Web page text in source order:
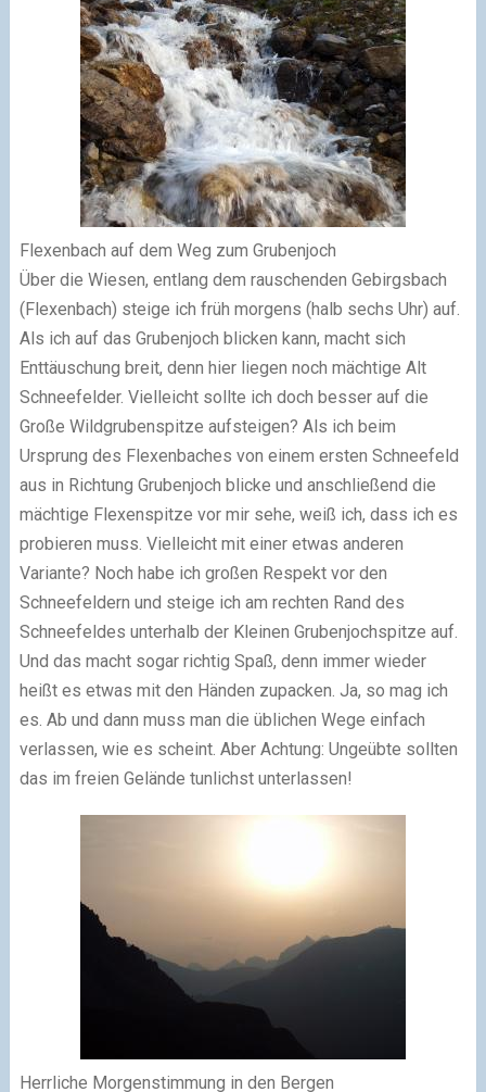
Flexenbach auf dem Weg zum Grubenjoch
Über die Wiesen, entlang dem rauschenden Gebirgsbach
(Flexenbach) steige ich früh morgens (halb sechs Uhr) auf.
Als ich auf das Grubenjoch blicken kann, macht sich
Enttäuschung breit, denn hier liegen noch mächtige Alt
Schneefelder. Vielleicht sollte ich doch besser auf die
Große Wildgrubenspitze aufsteigen? Als ich beim
Ursprung des Flexenbaches von einem ersten Schneefeld
aus in Richtung Grubenjoch blicke und anschließend die
mächtige Flexenspitze vor mir sehe, weiß ich, dass ich es
probieren muss. Vielleicht mit einer etwas anderen
Variante? Noch habe ich großen Respekt vor den
Schneefeldern und steige ich am rechten Rand des
Schneefeldes unterhalb der Kleinen Grubenjochspitze auf.
Und das macht sogar richtig Spaß, denn immer wieder
heißt es etwas mit den Händen zupacken. Ja, so mag ich
es. Ab und dann muss man die üblichen Wege einfach
verlassen, wie es scheint. Aber Achtung: Ungeübte sollten
das im freien Gelände tunlichst unterlassen!
Herrliche Morgenstimmung in den Bergen